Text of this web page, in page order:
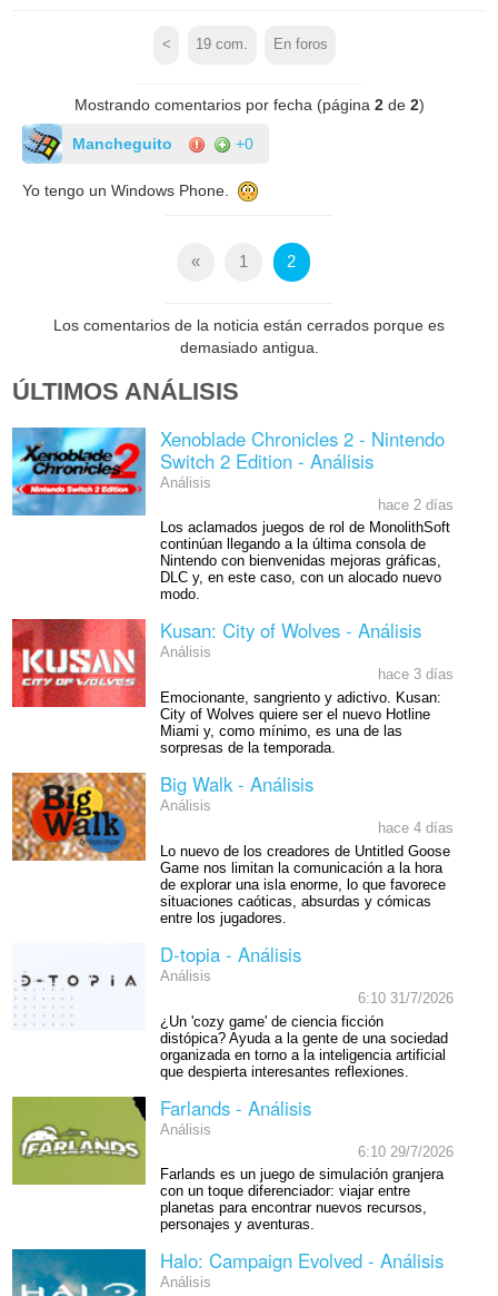
< 19 com. En foros
Mostrando comentarios por fecha (página 2de 2)
Mancheguito +0
Yo tengo un Windows Phone.
« 1 2
Los comentarios de la noticia están cerrados porque es
demasiado antigua.
ÚLTIMOS ANÁLISIS
Xenoblade Chronicles 2 - Nintendo
Switch 2 Edition - Análisis
Análisis
hace 2 días
Los aclamados juegos de rol de MonolithSoft
continúan llegando a la última consola de
Nintendo con bienvenidas mejoras gráficas,
DLC y, en este caso, con un alocado nuevo
modo.
Kusan: City of Wolves - Análisis
Análisis
hace 3 días
Emocionante, sangriento y adictivo. Kusan:
City of Wolves quiere ser el nuevo Hotline
Miami y, como mínimo, es una de las
sorpresas de la temporada.
Big Walk - Análisis
Análisis
hace 4 días
Lo nuevo de los creadores de Untitled Goose
Game nos limitan la comunicación a la hora
de explorar una isla enorme, lo que favorece
situaciones caóticas, absurdas y cómicas
entre los jugadores.
D-topia - Análisis
Análisis
6:10 31/7/2026
¿Un 'cozy game' de ciencia ficción
distópica? Ayuda a la gente de una sociedad
organizada en torno a la inteligencia artificial
que despierta interesantes reflexiones.
Farlands - Análisis
Análisis
6:10 29/7/2026
Farlands es un juego de simulación granjera
con un toque diferenciador: viajar entre
planetas para encontrar nuevos recursos,
personajes y aventuras.
Halo: Campaign Evolved - Análisis
Análisis